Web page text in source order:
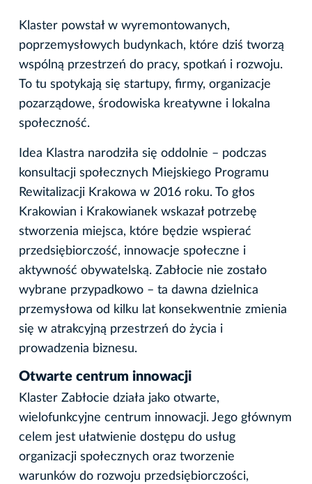
Klaster powstał w wyremontowanych,
poprzemysłowych budynkach, które dziś tworzą
wspólną przestrzeń do pracy, spotkań i rozwoju.
To tu spotykają się startupy, firmy, organizacje
pozarządowe, środowiska kreatywne i lokalna
społeczność.
Idea Klastra narodziła się oddolnie – podczas
konsultacji społecznych Miejskiego Programu
Rewitalizacji Krakowa w 2016 roku. To głos
Krakowian i Krakowianek wskazał potrzebę
stworzenia miejsca, które będzie wspierać
przedsiębiorczość, innowacje społeczne i
aktywność obywatelską. Zabłocie nie zostało
wybrane przypadkowo – ta dawna dzielnica
przemysłowa od kilku lat konsekwentnie zmienia
się w atrakcyjną przestrzeń do życia i
prowadzenia biznesu.
Otwarte centrum innowacji
Klaster Zabłocie działa jako otwarte,
wielofunkcyjne centrum innowacji. Jego głównym
celem jest ułatwienie dostępu do usług
organizacji społecznych oraz tworzenie
warunków do rozwoju przedsiębiorczości,